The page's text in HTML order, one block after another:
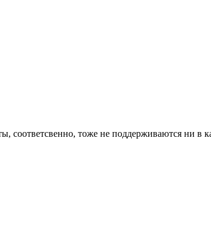
соответсвенно, тоже не поддерживаются ни в